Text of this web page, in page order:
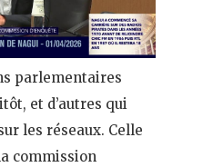
parlementaires
et d’autres qui
les réseaux. Celle
commission